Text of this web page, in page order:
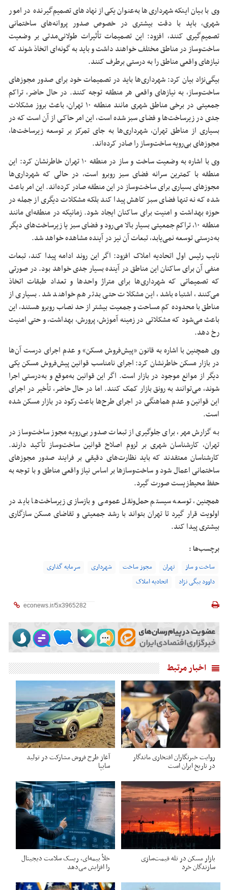
وی با بیان اینکه شهرداری‌ها به‌عنوان یکی‌از نهادهای تصمیم‌گیرنده در امور
شهری، باید با دقت بیشتری در خصوص صدور پروانه‌های ساختمانی
تصمیم‌گیری کنند، افزود: این تصمیمات تأثیرات طولانی‌مدتی بر وضعیت
ساخت‌وساز در مناطق مختلف خواهند داشت و باید به گونه‌ای اتخاذ شوند که
نیازهای واقعی مناطق را به درستی برطرف کنند.
بیگی‌نژاد بیان کرد: شهرداری‌ها باید در تصمیمات خود برای صدور مجوزهای
ساخت‌وساز، به نیازهای واقعی هر منطقه توجه کنند. در حال حاضر، تراکم
جمعیتی در برخی مناطق شهری مانند منطقه ۱۰ تهران، باعث بروز مشکلات
جدی در زیرساخت‌ها و فضای سبز شده است، این امر حاکی از آن است که در
بسیاری از مناطق تهران، شهرداری‌ها به جای تمرکز بر توسعه زیرساخت‌ها،
مجوزهای بی‌رویه ساخت‌وساز را صادر کرده‌اند.
وی با اشاره به وضعیت ساخت و ساز در منطقه ۱۰ تهران خاطرنشان کرد: این
منطقه با کمترین سرانه فضای سبز روبرو است، در حالی که شهرداری‌ها
مجوزهای بسیاری برای ساخت‌وساز در این منطقه صادر کرده‌اند. این امر باعث
شده که نه تنها فضای سبز کاهش پیدا کند بلکه مشکلات دیگری از جمله در
حوزه بهداشت و امنیت برای ساکنان ایجاد شود. زمانیکه در منطقه‌ای مانند
منطقه ۱۰، تراکم جمعیتی بسیار بالا می‌رود و فضای سبز یا زیرساخت‌های دیگر
به‌درستی توسعه نمی‌یابد، تبعات آن نیز در آینده مشاهده خواهد شد.
نایب رئیس اول اتحادیه املاک افزود: اگر این روند ادامه پیدا کند، تبعات
منفی آن برای ساکنان این مناطق در آینده بسیار جدی خواهد بود. در صورتی
که تصمیماتی که شهرداری‌ها برای متراژ واحدها و تعداد طبقات اتخاذ
می‌کنند، اشتباه باشد، این مشکلات حتی بدتر هم خواهند شد. بسیاری از
مناطق با محدوده کم مساحت و جمعیت بیشتر از حد نصاب روبرو هستند، این
باعث می‌شود که مشکلاتی در زمینه آموزش، پرورش، بهداشت، و حتی امنیت
رخ دهد.
وی همچنین با اشاره به قانون «پیش‌فروش مسکن» و عدم اجرای درست آن‌ها
در بازار مسکن خاطرنشان کرد: اجرای نامناسب قوانین پیش‌فروش مسکن یکی
دیگر از موانع موجود در بازار است. اگر این قوانین به‌موقع و به‌درستی اجرا
شوند، می‌توانند به رونق بازار کمک کنند. اما در حال حاضر، تأخیر در اجرای
این قوانین و عدم هماهنگی در اجرای طرح‌ها باعث رکود در بازار مسکن شده
است.
به گزارش مهر، برای جلوگیری از تبعات صدور بی‌رویه مجوز ساخت‌وساز در
تهران، کارشناسان شهری بر لزوم اصلاح قوانین ساخت‌وساز تأکید دارند.
کارشناسان معتقدند که باید نظارت‌های دقیقی بر فرایند صدور مجوزهای
ساختمانی اعمال شود و ساخت‌وسازها بر اساس نیاز واقعی مناطق و با توجه به
حفظ محیط‌زیست صورت گیرد.
همچنین، توسعه سیستم حمل‌ونقل عمومی و بازسازی زیرساخت‌ها باید در
اولویت قرار گیرد تا تهران بتواند با رشد جمعیتی و تقاضای مسکن سازگاری
بیشتری پیدا کند.
برچسب‌ها :
ساخت و ساز تهران مجوز ساخت شهرداری
سرمایه گذاری
داوود بیگی نژاد
اتحادیه املاک
اخبار مرتبط
روایت خبرنگاران افتخاری ماندگار
در تاریخ ایران است
آغاز طرح فروش مشارکت در تولید
سایپا
بازار مسکن در تله قیمت‌سازی
سازندگان خرد
خلأ بیمه‌ای، ریسک سلامت دیجیتال
را افزایش می‌دهد